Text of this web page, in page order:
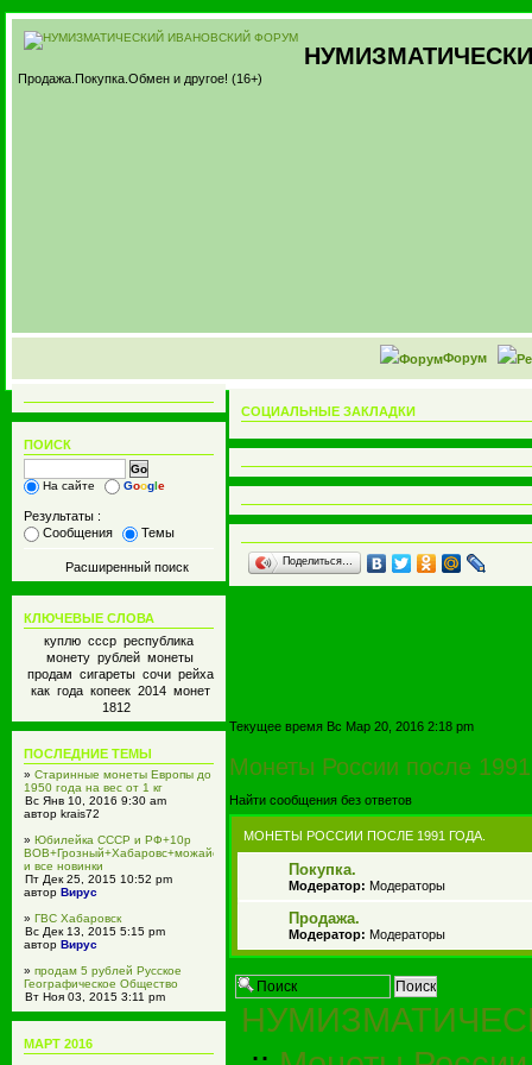
Продажа.Покупка.Обмен и другое! (16+)
Форум
ПОИСК
На сайте Google
Результаты :
Сообщения
Темы
Расширенный поиск
КЛЮЧЕВЫЕ СЛОВА
куплю ссср республика
монету рублей монеты
продам сигареты сочи рейха
как года копеек 2014 монет
1812
ПОСЛЕДНИЕ ТЕМЫ
» Старинные монеты Европы до
1950 года на вес от 1 кг
Вс Янв 10, 2016 9:30 am
автор krais72
» Юбилейка СССР и РФ+10р
ВОВ+Грозный+Хабаровс+можайск
и все новинки
Пт Дек 25, 2015 10:52 pm
автор Вирус
» ГВС Хабаровск
Вс Дек 13, 2015 5:15 pm
автор Вирус
» продам 5 рублей Русское
Географическое Общество
Вт Ноя 03, 2015 3:11 pm
авторВирус
Пн Ноя 02, 2015 1:21 pm
МАРТ 2016
СОЦИАЛЬНЫЕ ЗАКЛАДКИ
Поделиться…
Текущее время Вс Мар 20, 2016 2:18 pm
Монеты России после
Найти сообщения без ответов
МОНЕТЫ РОССИИ ПОСЛЕ 1991 ГОДА.
Покупка.
Модератор: Модераторы
Продажа.
Модератор: Модераторы